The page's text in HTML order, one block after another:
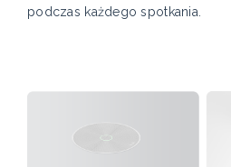
podczas każdego spotkania.